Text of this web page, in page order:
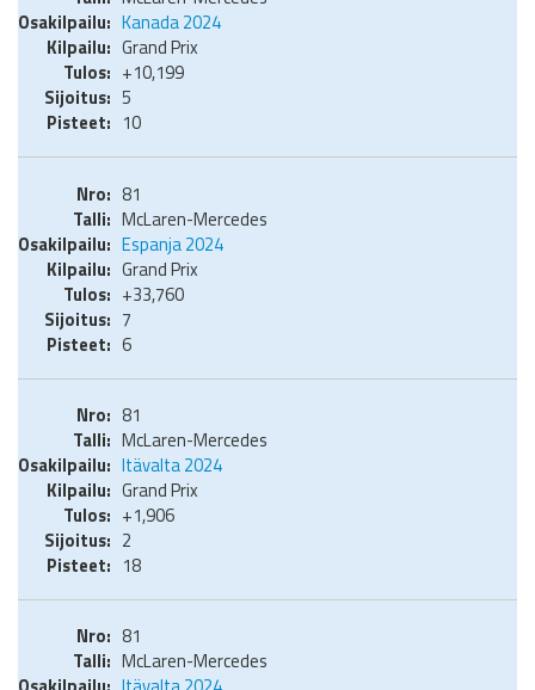
Kanada 2024
Grand Prix
+10,199
5
10
81
McLaren-Mercedes
Espanja 2024
Grand Prix
+33,760
7
6
81
McLaren-Mercedes
Itävalta 2024
Grand Prix
+1,906
2
18
81
McLaren-Mercedes